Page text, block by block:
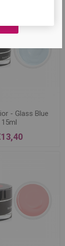
- Glass Blue
15ml